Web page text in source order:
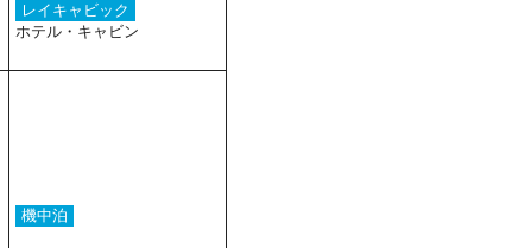
レイキャビック
ホテル・キャビン
機中泊